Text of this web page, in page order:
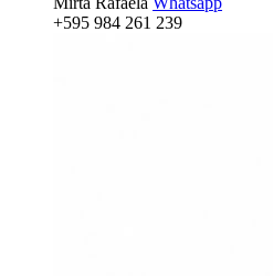
+595 984 261 239